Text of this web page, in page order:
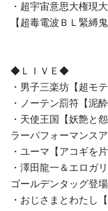
・超宇宙意思大権現
【超毒電波ＢＬ緊縛
◆ＬＩＶＥ◆
・男子三楽坊【超モ
・ノーテン罰符【泥
・天使王国【妖艶と
ラーパフォーマンスア
・ユーマ【アコギを
・澤田龍一＆エロガ
ゴールデンタッグ登場
・おじさまとわたし